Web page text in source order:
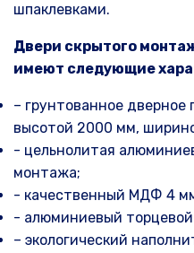
шпаклевками.
Двери скрытого
имеют следующие
– грунтованное
высотой 2000 мм,
- цельнолитая
монтажа;
- качественный МДФ 4
- алюминиевый торцевой
– экологический